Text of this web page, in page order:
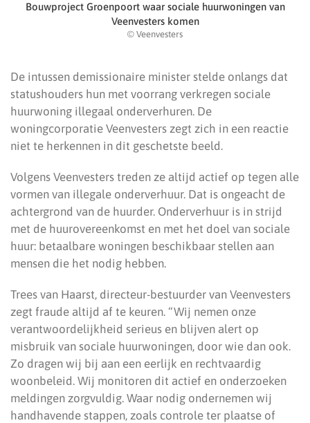
Bouwproject Groenpoort waar sociale huurwoningen van
Veenvesters komen
© Veenvesters
De intussen demissionaire minister stelde onlangs dat
statushouders hun met voorrang verkregen sociale
huurwoning illegaal onderverhuren. De
woningcorporatie Veenvesters zegt zich in een reactie
niet te herkennen in dit geschetste beeld.
Volgens Veenvesters treden ze altijd actief op tegen alle
vormen van illegale onderverhuur. Dat is ongeacht de
achtergrond van de huurder. Onderverhuur is in strijd
met de huurovereenkomst en met het doel van sociale
huur: betaalbare woningen beschikbaar stellen aan
mensen die het nodig hebben.
Trees van Haarst, directeur-bestuurder van Veenvesters
zegt fraude altijd af te keuren. “Wij nemen onze
verantwoordelijkheid serieus en blijven alert op
misbruik van sociale huurwoningen, door wie dan ook.
Zo dragen wij bij aan een eerlijk en rechtvaardig
woonbeleid. Wij monitoren dit actief en onderzoeken
meldingen zorgvuldig. Waar nodig ondernemen wij
handhavende stappen, zoals controle ter plaatse of